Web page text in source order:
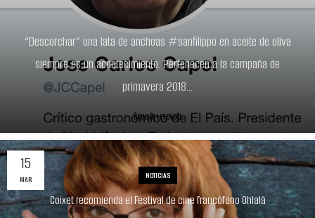
“Descorchar” una lata de anchoas #sanfilippo en aceite de oliva
siempre es un acontecimiento. Pertenecen a la campaña de
primavera 2018...
SEGUIR LEYENDO
15
MAR NOTICIAS
Coixet recomienda el Festival de cine francófono Ohlalà